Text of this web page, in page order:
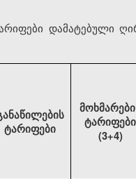
დამატებული
ტარიფები
ტარიფები
(3+4)